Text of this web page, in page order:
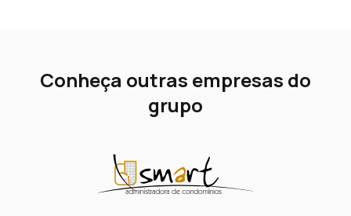
Conheça outras empresas do
grupo